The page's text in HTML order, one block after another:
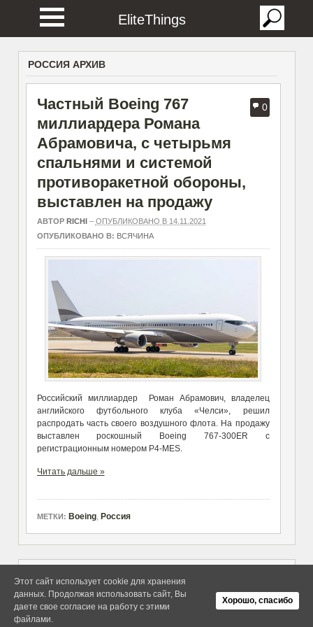
EliteThings
РОССИЯ АРХИВ
0
Частный Boeing 767
миллиардера Романа
Абрамовича, с четырьмя
спальнями и системой
противоракетной обороны,
выставлен на продажу
АВТОР RICHI– ОПУБЛИКОВАНО В 14.11.2021
ОПУБЛИКОВАНО В: ВСЯЧИНА
Российский миллиардер Роман Абрамович, владелец
английского футбольного клуба «Челси», решил
распродать часть своего воздушного флота. На продажу
выставлен роскошный Boeing 767-300ER с
регистрационным номером P4-MES.
Читать дальше »
МЕТКИ: Boeing, Россия
Об Arras WordPress Theme
Copyright elitethings. All Rights
Reserved.
Этот сайт использует cookie для хранения
данных. Продолжая использовать сайт, Вы
даете свое согласие на работу с этими
файлами.
Хорошо, спасибо